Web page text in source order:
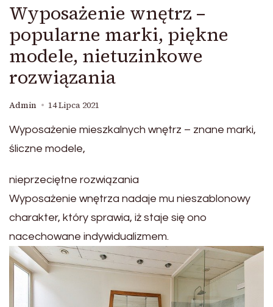
Wyposażenie wnętrz –
popularne marki, piękne
modele, nietuzinkowe
rozwiązania
Admin 14 Lipca 2021
Wyposażenie mieszkalnych wnętrz – znane marki,
śliczne modele,
nieprzeciętne rozwiązania
Wyposażenie wnętrza nadaje mu nieszablonowy
charakter, który sprawia, iż staje się ono
nacechowane indywidualizmem.